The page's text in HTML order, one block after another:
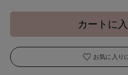
カートに
お気に入り